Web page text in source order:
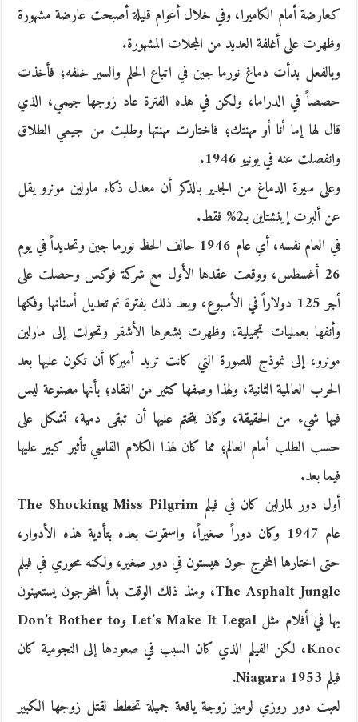
كعارضة أمام الكاميرا، وفي خلال أعوام قليلة أصبحت عارضة مشهورة
وظهرت على أغلفة العديد من المجلات المشهورة.
وبالفعل بدأت دماغ نورما جين في اتباع الحلم والسير خلفه؛ فأخذت
حصصاً في الدراما، ولكن في هذه الفترة عاد زوجها جيمي، الذي
قال لها إما أنا أو مهنتك؛ فاختارت مهنتها وطلبت من جيمي الطلاق
وانفصلت عنه في يونيو 1946.
وعلى سيرة الدماغ من الجدير بالذكر أن معدل ذكاء مارلين مونرو يقل
عن ألبرت إينشتاين بـ2% فقط.
في العام نفسه، أي عام 1946 حالف الحظ نورما جين وتحديداً في يوم
26 أغسطس، ووقعت عقدها الأول مع شركة فوكس وحصلت على
أجر 125 دولاراً في الأسبوع، وبعد ذلك بفترة تم تعديل أسنانها وفكها
وأنفها بعمليات تجميلية، وظهرت بشعرها الأشقر وتحولت إلى مارلين
مونرو، إلى نموذج للصورة التي كانت تريد أميركا أن تكون عليها بعد
الحرب العالمية الثانية، ولهذا وصفها كثير من النقاد؛ بأنها مصنوعة ليس
فيها شيء من الحقيقة، وكان يتحتم عليها أن تبقى دمية، تشكل على
حسب الطلب أمام العالم؛ مما كان لهذا الكلام القاسي تأثير كبير عليها
فيما بعد.
أول دور لمارلين كان في فيلم The Shocking Miss Pilgrim
عام 1947 وكان دوراً صغيراً، واستمرت بعده بتأدية هذه الأدوار،
حتى اختارها المخرج جون هيستون في دور صغير، ولكنه محوري في فيلم
The Asphalt Jungle، ومنذ ذلك الوقت بدأ المخرجون يستعينون
بها في أفلام مثل Let’s Make It Legal وDon’t Bother to
Knoc، لكن الفيلم الذي كان السبب في صعودها إلى النجومية كان
فيلم Niagara 1953.
لعبت دور روزي لوميز زوجة يافعة جميلة تخطط لقتل زوجها الكبير